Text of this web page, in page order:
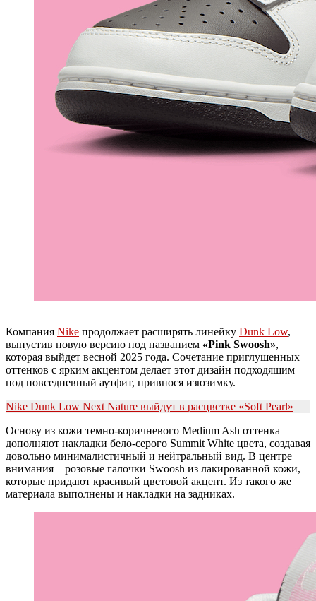
Компания Nike продолжает расширять линейку Dunk Low,
выпустив новую версию под названием «Pink Swoosh»,
которая выйдет весной 2025 года. Сочетание приглушенных
оттенков с ярким акцентом делает этот дизайн подходящим
под повседневный аутфит, привнося изюзимку.
Nike Dunk Low Next Nature выйдут в расцветке «Soft Pearl»
Основу из кожи темно-коричневого Medium Ash оттенка
дополняют накладки бело-серого Summit White цвета, создавая
довольно минималистичный и нейтральный вид. В центре
внимания – розовые галочки Swoosh из лакированной кожи,
которые придают красивый цветовой акцент. Из такого же
материала выполнены и накладки на задниках.